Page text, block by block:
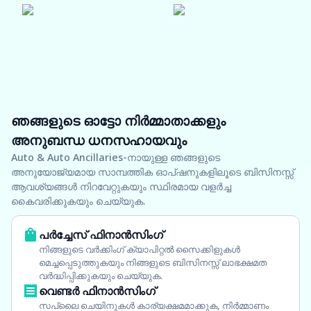
ഞങ്ങളുടെ ഓട്ടോ നിർമ്മാതാക്കളും
അനുബന്ധ ധനസഹായവും
Auto & Auto Ancillaries-നായുള്ള ഞങ്ങളുടെ
അനുയോജ്യമായ സാമ്പത്തിക ഓപ്ഷനുകളിലൂടെ ബിസിനസ്സ്
ആവശ്യങ്ങൾ നിറവേറ്റുകയും സ്ഥിരമായ വളർച്ച
കൈവരിക്കുകയും ചെയ്യുക.
പർച്ചേസ് ഫിനാൻസിംഗ്
നിങ്ങളുടെ വർക്കിംഗ് ക്യാപിറ്റൽ സൈക്കിളുകൾ
മെച്ചപ്പെടുത്തുകയും നിങ്ങളുടെ ബിസിനസ്സ് ലാഭക്ഷമത
വർദ്ധിപ്പിക്കുകയും ചെയ്യുക.
വെണ്ടർ ഫിനാൻസിംഗ്
സപ്ലൈ ചെയിനുകൾ കാര്യക്ഷമമാക്കുക, നിർമ്മാണം